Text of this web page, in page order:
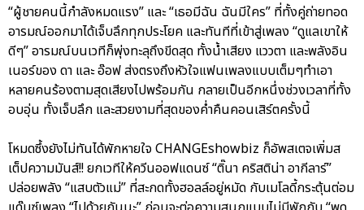
“ผู้ชายคนนี้กำลังหมดแรง” และ “เธอมีฉัน ฉันมีใคร” ที่ทั้งคู่ถ่ายทอด
อารมณ์ออกมาได้เจ็บลึกทุกประโยค และทันทีที่เข้าสู่เพลง “ดูแลเขาให้
ดีๆ” อารมณ์บนเวทีก็พุ่งทะลุถึงขีดสุด ทั้งน้ำเสียง แววตา และพลังอิน
เนอร์ของ ดา และ อ๊อฟ ส่งตรงถึงหัวใจแฟนเพลงแบบเต็มๆทำเอา
หลายคนร้องตามสุดเสียงไปพร้อมกัน กลายเป็นอีกหนึ่งช่วงเวลาที่ทั้ง
อบอุ่น ทั้งเจ็บลึก และสวยงามที่สุดของค่ำคืนคอนเสิร์ตครั้งนี้
โหมดซึ้งยังไม่ทันได้พักหายใจ CHANGEshowbiz ก็อัพสเตจเพิ่มส
เต็ปความมันส์!! ยกเวทีให้ควีนออฟแดนซ์ “ติ๊นา คริสติน่า อากีลาร์”
ปล่อยพลัง “แสบตัวแม่” ที่สะกดทั้งฮอลล์อยู่หมัด กับเมโลดี้กระตุ้นต่อม